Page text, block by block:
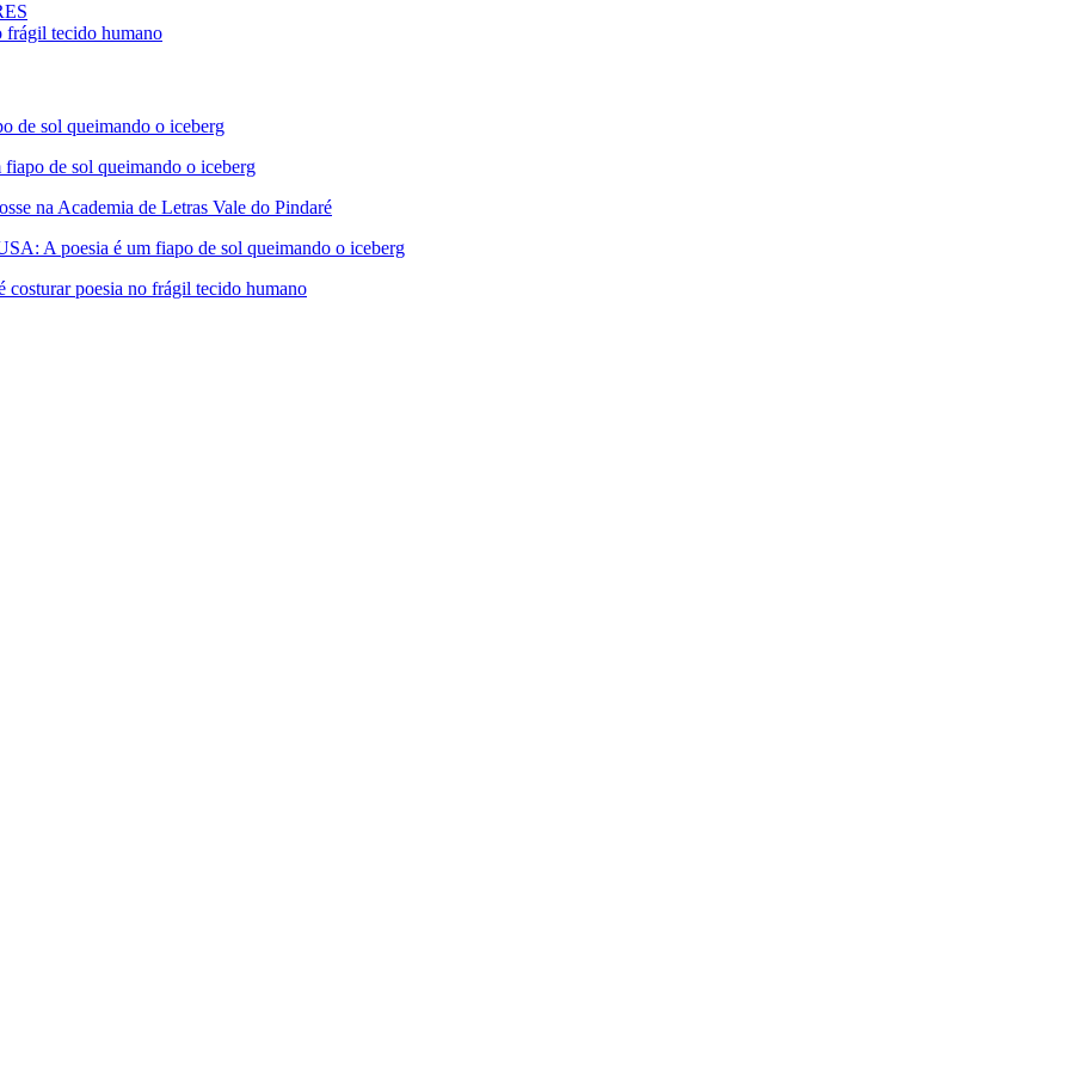
tecido humano
de sol queimando o iceberg
de sol queimando o iceberg
na Academia de Letras Vale do Pindaré
A poesia é um fiapo de sol queimando o iceberg
poesia no frágil tecido humano